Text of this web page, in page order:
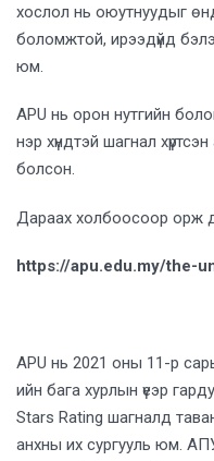
хослол нь оюутнуудыг
боломжтой, ирээдүйд
юм.
APU нь орон нутгийн
нэр хүндтэй шагнал
болсон.
Дараах холбоосоор орж
https://apu.edu.my/the-
APU нь 2021 оны 11-р
ийн бага хурлын үеэр
Stars Rating шагналд
анхны их сургууль юм.